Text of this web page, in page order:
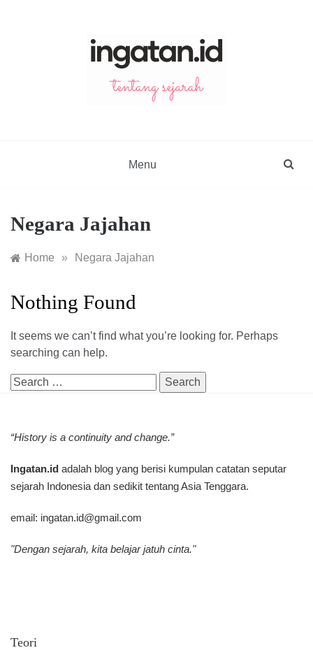
Menu
Negara Jajahan
Home » Negara Jajahan
Nothing Found
It seems we can’t find what you’re looking for. Perhaps
searching can help.
Search
“History is a continuity and change.”
Ingatan.id adalah blog yang berisi kumpulan catatan seputar
sejarah Indonesia dan sedikit tentang Asia Tenggara.
email: ingatan.id@gmail.com
"Dengan sejarah, kita belajar jatuh cinta."
Teori